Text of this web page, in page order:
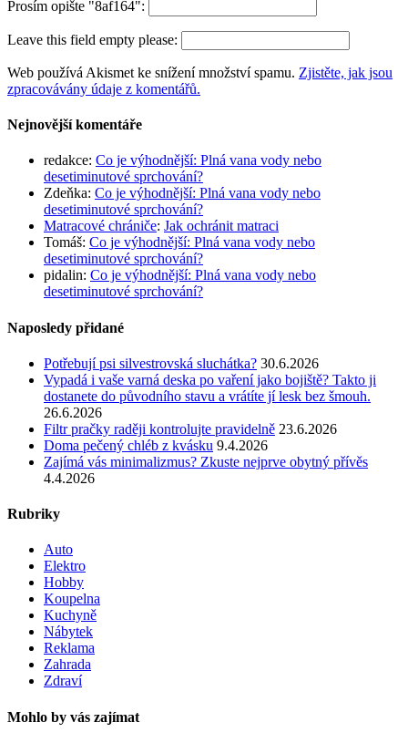
Prosím opište "8af164":
Leave this field empty please:
Web používá Akismet ke snížení množství spamu. Zjistěte, jak jsou
zpracovávány údaje z komentářů.
Nejnovější komentáře
redakce: Co je výhodnější: Plná vana vody nebo
desetiminutové sprchování?
Zdeňka: Co je výhodnější: Plná vana vody nebo
desetiminutové sprchování?
Matracové chrániče: Jak ochránit matraci
Tomáš: Co je výhodnější: Plná vana vody nebo
desetiminutové sprchování?
pidalin: Co je výhodnější: Plná vana vody nebo
desetiminutové sprchování?
Naposledy přidané
Potřebují psi silvestrovská sluchátka? 30.6.2026
Vypadá i vaše varná deska po vaření jako bojiště? Takto ji
dostanete do původního stavu a vrátíte jí lesk bez šmouh.
26.6.2026
Filtr pračky raději kontrolujte pravidelně 23.6.2026
Doma pečený chléb z kvásku 9.4.2026
Zajímá vás minimalizmus? Zkuste nejprve obytný přívěs
4.4.2026
Rubriky
Auto
Elektro
Hobby
Koupelna
Kuchyně
Nábytek
Reklama
Zahrada
Zdraví
Mohlo by vás zajímat